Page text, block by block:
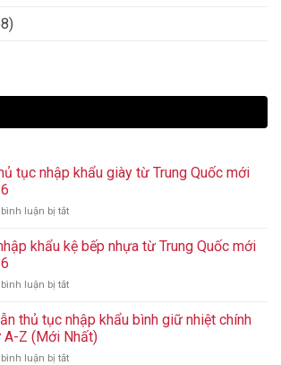
tục nhập khẩu giày từ Trung Quốc mới
luận bị tắt
tiết
thủ
giày
từ
Trung
khẩu kệ bếp nhựa từ Trung Quốc mới
luận bị tắt
tục
nhập
khẩu
thủ tục nhập khẩu bình giữ nhiệt chính
A-Z (Mới Nhất)
luận bị tắt